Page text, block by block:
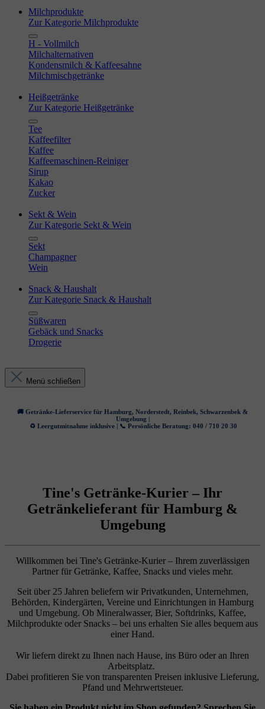
Milchprodukte
Zur Kategorie Milchprodukte
H - Vollmilch
Milchalternativen
Kondensmilch & Kaffeesahne
Milchmischgetränke
Heißgetränke
Zur Kategorie Heißgetränke
Tee
Kaffeefilter
Kaffee
Kaffeemaschinen-Reiniger
Sirup
Kakao
Zucker
Sekt & Wein
Zur Kategorie Sekt & Wein
Sekt
Champagner
Wein
Snack & Haushalt
Zur Kategorie Snack & Haushalt
Süßwaren
Gebäck und Snacks
Drogerie
Menü schließen
🚚 Getränke-Lieferservice für Hamburg, Norderstedt, Reinbek, Schwarzenbek &
Umgebung |
♻️ Leergutmitnahme inklusive | 📞 Persönliche Beratung: 040 / 710 20 30
Tine's Getränke-Kurier – Ihr
Getränkelieferant für Hamburg &
Umgebung
Willkommen bei Tine's Getränke-Kurier – Ihrem zuverlässigen
Partner für Getränke, Kaffee, Snacks und vieles mehr.
Seit über 25 Jahren beliefern wir Privatkunden, Unternehmen,
Behörden, Kindergärten, Vereine und Einrichtungen in Hamburg
und Umgebung. Ob Mineralwasser, Bier, Softdrinks, Kaffee,
Milchprodukte oder Snacks – bei uns erhalten Sie alles bequem aus
einer Hand.
Wir liefern direkt zu Ihnen nach Hause, ins Büro oder an Ihren
Arbeitsplatz.
Dabei profitieren Sie von transparenten Preisen inklusive Lieferung,
Pfand und Mehrwertsteuer.